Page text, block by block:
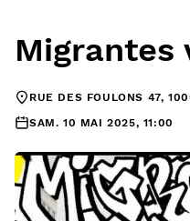
Migrantes
RUE DES FOULONS 47,
SAM. 10 MAI 2025, 11:00